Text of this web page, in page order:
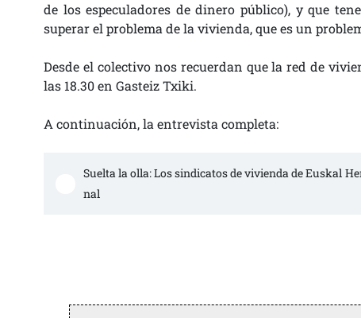
de los especuladores de dinero público), y que
superar el problema de la vivienda, que es un
Desde el colectivo nos recuerdan que la red de
las 18.30 en Gasteiz Txiki.
A continuación, la entrevista completa:
Suelta la olla: Los sindicatos de vivienda de Euskal
nal